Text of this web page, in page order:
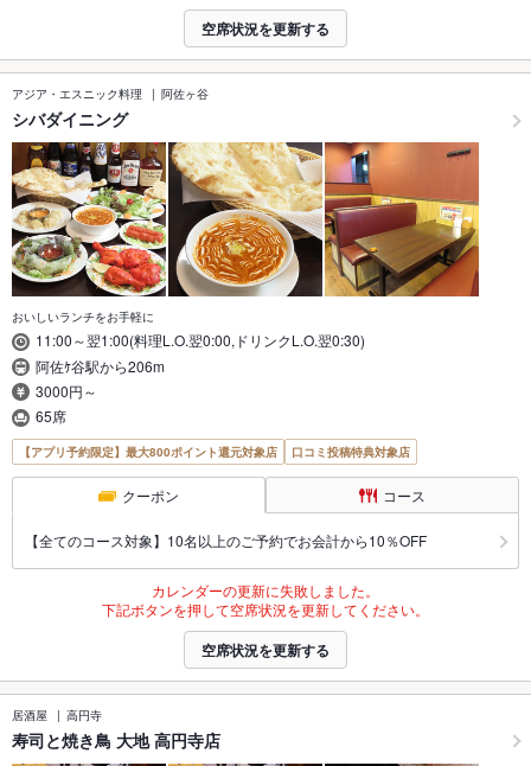
空席状況を更新する
アジア・エスニック料理 阿佐ヶ谷
シバダイニング
おいしいランチをお手軽に
11:00～翌1:00(料理L.O.翌0:00,ドリンクL.O.翌0:30)
阿佐ｹ谷駅から206m
3000円～
65席
【アプリ予約限定】最大800ポイント還元対象店 口コミ投稿特典対象店
クーポン コース
【全てのコース対象】10名以上のご予約でお会計から10％OFF
カレンダーの更新に失敗しました。
下記ボタンを押して空席状況を更新してください。
空席状況を更新する
居酒屋 高円寺
寿司と焼き鳥 大地 高円寺店